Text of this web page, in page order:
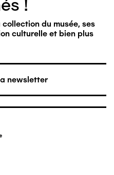
!
du musée, ses
culturelle et bien plus
newsletter